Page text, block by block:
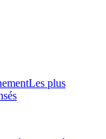
Les plus